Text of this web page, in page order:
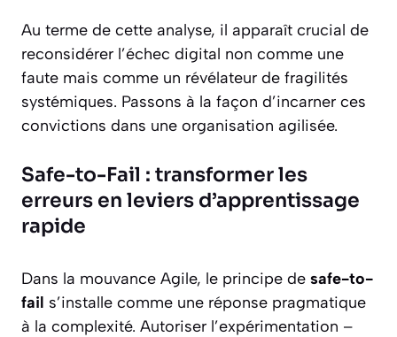
Au terme de cette analyse, il apparaît crucial de
reconsidérer l’échec digital non comme une
faute mais comme un révélateur de fragilités
systémiques. Passons à la façon d’incarner ces
convictions dans une organisation agilisée.
Safe-to-Fail : transformer les
erreurs en leviers d’apprentissage
rapide
Dans la mouvance Agile, le principe de safe-to-
fail s’installe comme une réponse pragmatique
à la complexité. Autoriser l’expérimentation –